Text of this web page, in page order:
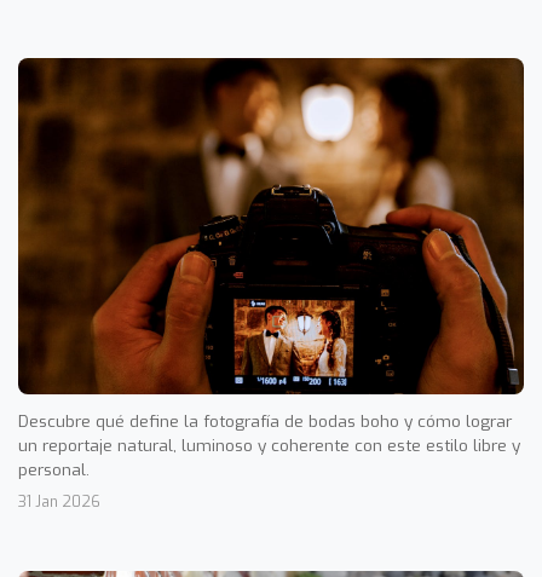
Descubre qué define la fotografía de bodas boho y cómo lograr
un reportaje natural, luminoso y coherente con este estilo libre y
personal.
31 Jan 2026